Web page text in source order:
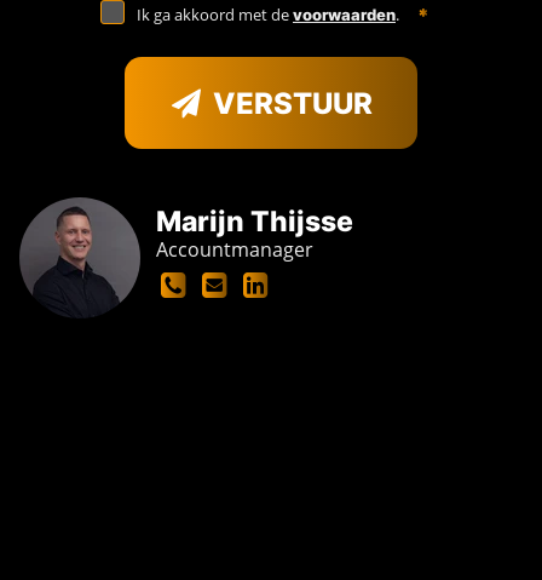
Marijn Thijsse
Accountmanager
Ik ga akkoord met devoorwaarden.
VERSTUUR